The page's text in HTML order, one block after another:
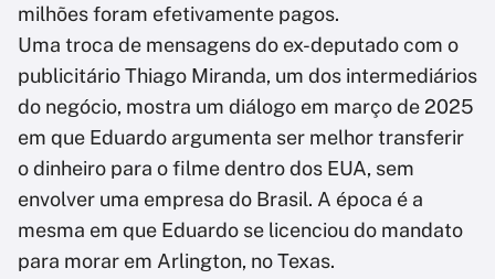
milhões foram efetivamente pagos.
Uma troca de mensagens do ex-deputado com o
publicitário Thiago Miranda, um dos intermediários
do negócio, mostra um diálogo em março de 2025
em que Eduardo argumenta ser melhor transferir
o dinheiro para o filme dentro dos EUA, sem
envolver uma empresa do Brasil. A época é a
mesma em que Eduardo se licenciou do mandato
para morar em Arlington, no Texas.